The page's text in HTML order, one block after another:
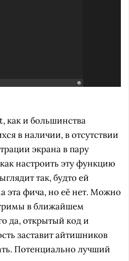
как и большинства
в наличии, в отсутствии
экрана в пару
настроить эту функцию
так, будто ей
эта фича, но её нет. Можно
в ближайшем
да, открытый код и
заставит айтишников
Потенциально лучший